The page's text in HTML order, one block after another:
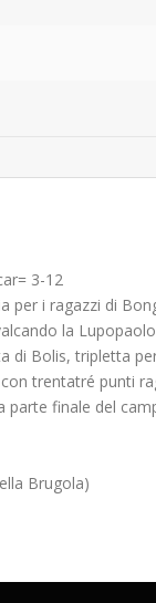
3-12
per i ragazzi di
la
di Bolis, tripletta
trentatré punti
parte finale del
Brugola)